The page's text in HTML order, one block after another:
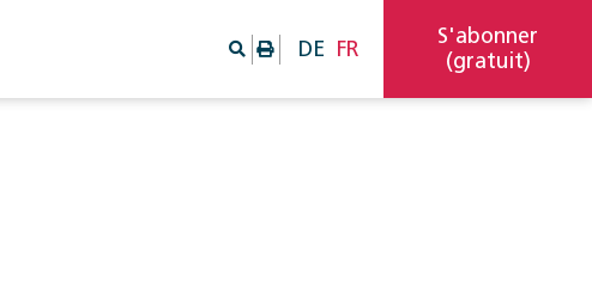
DE FR
S'abonner
(gratuit)